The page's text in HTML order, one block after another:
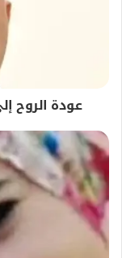
عودة الروح